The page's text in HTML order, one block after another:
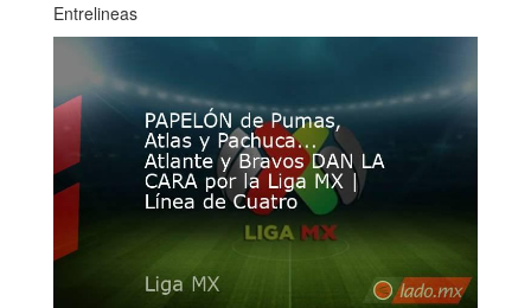
Entrelineas